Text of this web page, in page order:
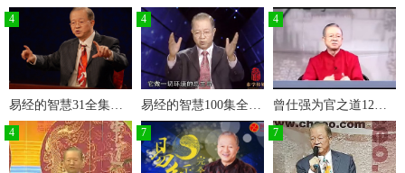
4
易经的智慧31全集视频曾仕强
4
易经的智慧100集全曾仕强
4
曾仕强为官之道12集全
4 7 7